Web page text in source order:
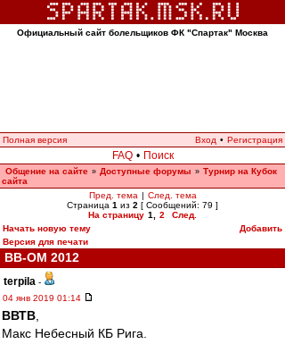
Официальный сайт болельщиков ФК "Спартак" Москва
Полная версия Вход • Регистрация
FAQ • Поиск
Общение на сайте » Доступные форумы » Турнир на Кубок
сайта
Пред. тема | След. тема
Страница 1 из 2 [ Сообщений: 79 ]
На страницу 1 2
След.
Начать новую тему
Добавить
Версия для печати
ВВ-ОМ 2012
terpila -
04 янв 2019 01:14
ВВТВ
Макс Небесный КБ Рига.